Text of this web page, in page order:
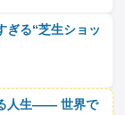
ぎる“芝生ショッ
人生―― 世界で